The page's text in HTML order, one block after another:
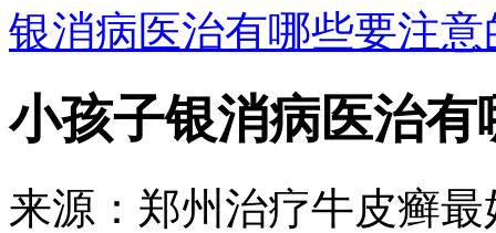
银消病医治有哪些要注意
小孩子银消病医治有
来源：郑州治疗牛皮癣